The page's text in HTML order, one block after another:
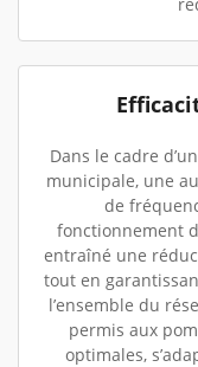
Dans le cadre
municipale, une
de
fonctionnement
entraîné une
tout en
l’ensemble du
permis aux
optimales,